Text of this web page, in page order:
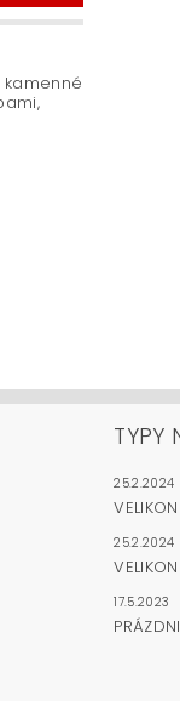
TYPY
25.2.2024
25.2.2024
17.5.2023